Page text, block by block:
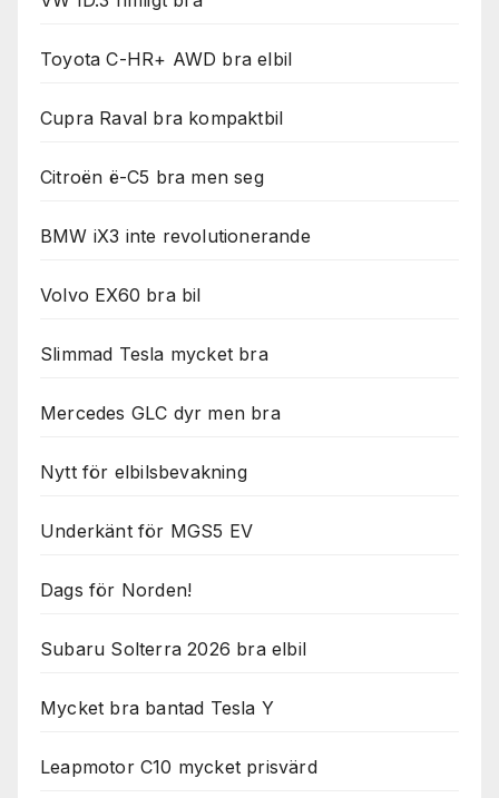
Toyota C-HR+ AWD bra elbil
Cupra Raval bra kompaktbil
Citroën ë-C5 bra men seg
BMW iX3 inte revolutionerande
Volvo EX60 bra bil
Slimmad Tesla mycket bra
Mercedes GLC dyr men bra
Nytt för elbilsbevakning
Underkänt för MGS5 EV
Dags för Norden!
Subaru Solterra 2026 bra elbil
Mycket bra bantad Tesla Y
Leapmotor C10 mycket prisvärd